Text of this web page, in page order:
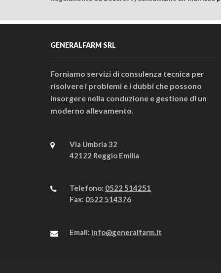
GENERALFARM SRL
Forniamo servizi di consulenza tecnica per
risolvere i problemi e i dubbi che possono
insorgere nella conduzione e gestione di un
moderno allevamento.
Via Umbria 32
42122 Reggio Emilia
Telefono: 0522 514251
Fax: 0522 514376
Email: info@generalfarm.it